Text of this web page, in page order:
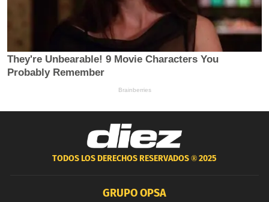
TODOS LOS DERECHOS RESERVADOS ®2025
GRUPO OPSA